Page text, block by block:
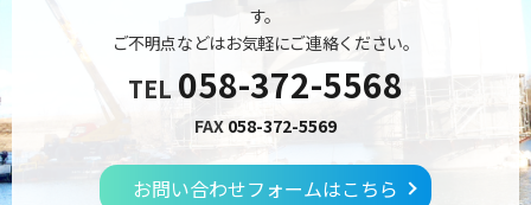
す。
ご不明点などはお気軽にご連絡ください。
TEL 058-372-5568
FAX 058-372-5569
お問い合わせフォームはこちら